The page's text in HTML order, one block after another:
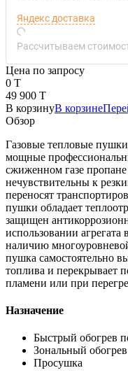
Яндекс доставка
Рассчитываем
Цена по запросу
0 T
49 900 T
В корзинуВ корзине
Обзор
Газовые тепловые
мощные
сжиженном газе
нечувствительны к
переносят
пушки обладает
защищен
использовании
наличию
пушка самостоятельно
топлива и перекрывает
пламени или при
Назначение
Быстрый обогрев
Зональный обогрев
Просушка